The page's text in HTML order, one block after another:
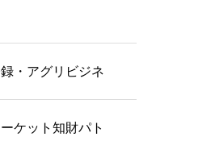
アグリビジネ
ット知財パト